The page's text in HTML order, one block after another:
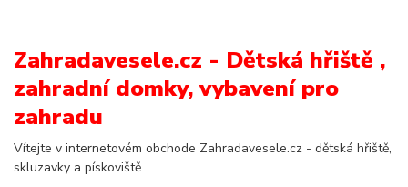
Zahradavesele.cz - Dětská hřiště ,
zahradní domky, vybavení pro
zahradu
Vítejte v internetovém obchode Zahradavesele.cz - dětská hřiště,
skluzavky a pískoviště.